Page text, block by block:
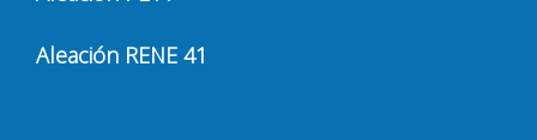
Aleación RENE 41